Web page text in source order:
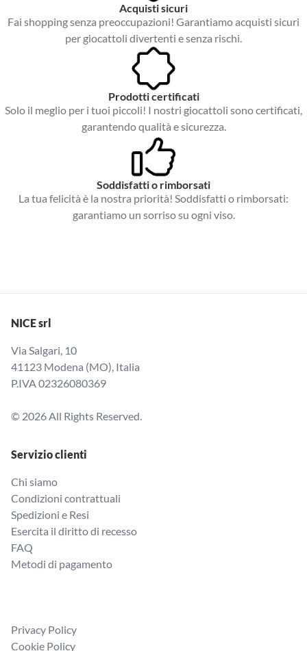
Acquisti sicuri
Fai shopping senza preoccupazioni! Garantiamo acquisti sicuri
per giocattoli divertenti e senza rischi.
Prodotti certificati
Solo il meglio per i tuoi piccoli! I nostri giocattoli sono certificati,
garantendo qualità e sicurezza.
Soddisfatti o rimborsati
La tua felicità è la nostra priorità! Soddisfatti o rimborsati:
garantiamo un sorriso su ogni viso.
NICE srl
Via Salgari, 10
41123 Modena (MO), Italia
P.IVA 02326080369
© 2026 All Rights Reserved.
Servizio clienti
Chi siamo
Condizioni contrattuali
Spedizioni e Resi
Esercita il diritto di recesso
FAQ
Metodi di pagamento
Privacy Policy
Cookie Policy